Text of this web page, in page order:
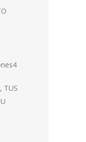
TUS